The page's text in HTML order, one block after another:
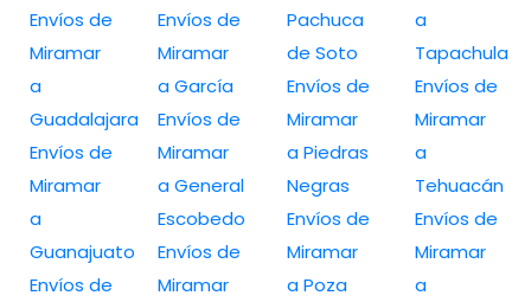
Envíos de
Miramar
a
Guadalajara
Envíos de
Miramar
a
Guanajuato
Envíos de
Envíos de
Miramar
a García
Envíos de
Miramar
a General
Escobedo
Envíos de
Miramar
Pachuca
de Soto
Envíos de
Miramar
a Piedras
Negras
Envíos de
Miramar
a Poza
a
Tapachula
Envíos de
Miramar
a
Tehuacán
Envíos de
Miramar
a